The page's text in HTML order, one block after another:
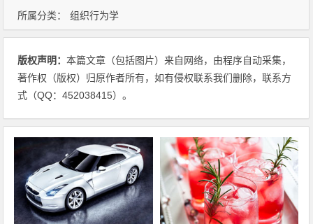
所属分类： 组织行为学
版权声明：本篇文章（包括图片）来自网络，由程序自动采集，
著作权（版权）归原作者所有，如有侵权联系我们删除，联系方
式（QQ：452038415）。